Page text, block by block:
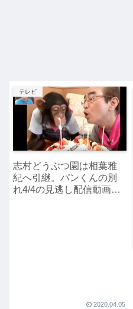
テレビ
志村どうぶつ園は相葉雅
紀へ引継。パンくんの別
れ4/4の見逃し配信動画
2020.04.05